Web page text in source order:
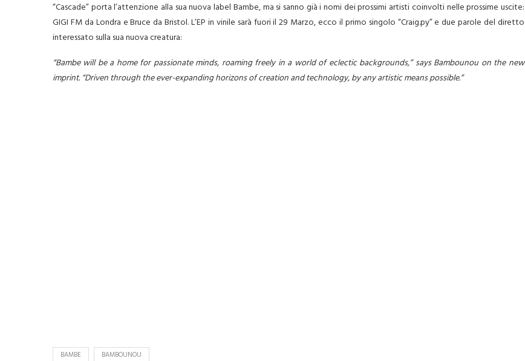
“Cascade” porta l’attenzione alla sua nuova label Bambe, ma si sanno già i nomi dei prossimi artisti coinvolti nelle prossime uscite:
GIGI FM da Londra e Bruce da Bristol. L’EP in vinile sarà fuori il 29 Marzo, ecco il primo singolo “Craig.py” e due parole del diretto
interessato sulla sua nuova creatura:
“Bambe will be a home for passionate minds, roaming freely in a world of eclectic backgrounds,” says Bambounou on the new
imprint. “Driven through the ever-expanding horizons of creation and technology, by any artistic means possible.”
BAMBE BAMBOUNOU